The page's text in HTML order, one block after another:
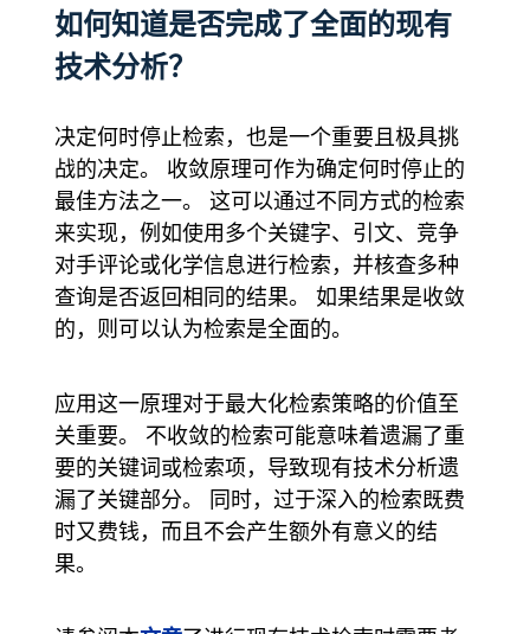
如何知道是否完成了全面的现有
技术分析？
决定何时停止检索，也是一个重要且极具挑
战的决定。 收敛原理可作为确定何时停止的
最佳方法之一。 这可以通过不同方式的检索
来实现，例如使用多个关键字、引文、竞争
对手评论或化学信息进行检索，并核查多种
查询是否返回相同的结果。 如果结果是收敛
的，则可以认为检索是全面的。
应用这一原理对于最大化检索策略的价值至
关重要。 不收敛的检索可能意味着遗漏了重
要的关键词或检索项，导致现有技术分析遗
漏了关键部分。 同时，过于深入的检索既费
时又费钱，而且不会产生额外有意义的结
果。